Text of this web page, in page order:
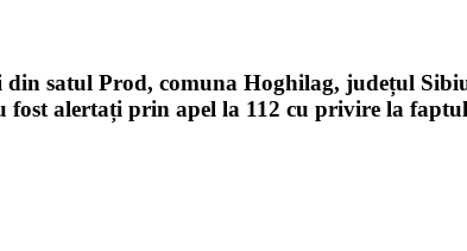
satul Prod, comuna Hoghilag, județul
fost alertați prin apel la 112 cu privire la